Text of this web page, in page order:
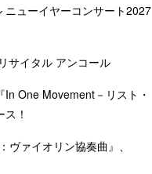
ニューイヤーコンサート2027
サイタル アンコール
One Movement－リスト・
！
ァイオリン協奏曲』、